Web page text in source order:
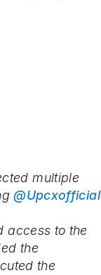
multiple
@Upcxofficial
access to the
the
the